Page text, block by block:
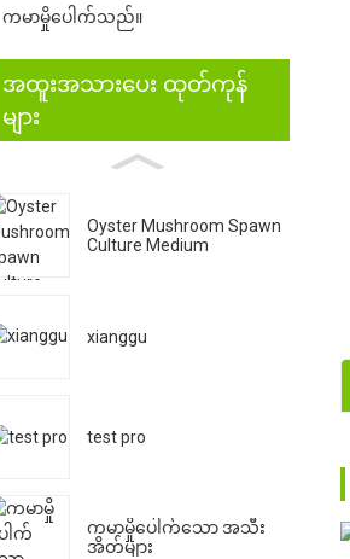
ကမာမှိုပေါက်သည်။
အထူးအသားပေး ထုတ်ကုန်
များ
Oyster Mushroom Spawn
Culture Medium
xianggu
test pro
ကမာမှိုပေါက်သော အသီး
အိတ်များ